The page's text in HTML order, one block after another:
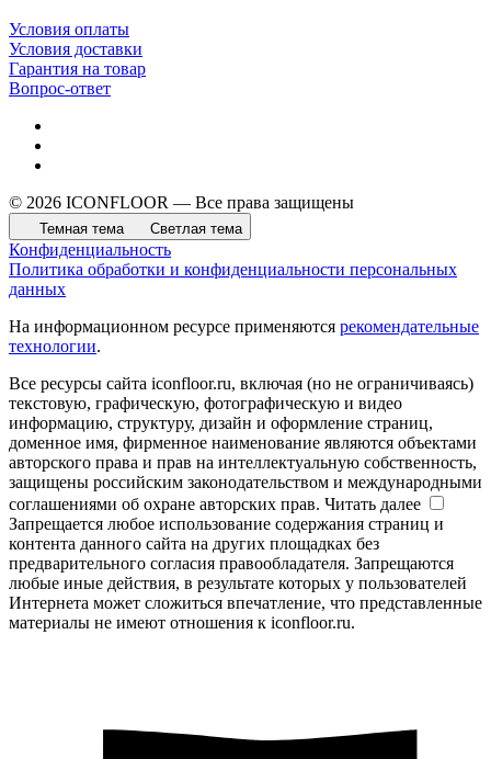
Условия оплаты
Условия доставки
Гарантия на товар
Вопрос-ответ
© 2026 ICONFLOOR — Все права защищены
Темная тема Светлая тема
Конфиденциальность
Политика обработки и конфиденциальности персональных
данных
На информационном ресурсе применяются рекомендательные
технологии.
Все ресурсы сайта iconfloor.ru, включая (но не ограничиваясь)
текстовую, графическую, фотографическую и видео
информацию, структуру, дизайн и оформление страниц,
доменное имя, фирменное наименование являются объектами
авторского права и прав на интеллектуальную собственность,
защищены российским законодательством и международными
соглашениями об охране авторских прав. Читать далее
Запрещается любое использование содержания страниц и
контента данного сайта на других площадках без
предварительного согласия правообладателя. Запрещаются
любые иные действия, в результате которых у пользователей
Интернета может сложиться впечатление, что представленные
материалы не имеют отношения к iconfloor.ru.